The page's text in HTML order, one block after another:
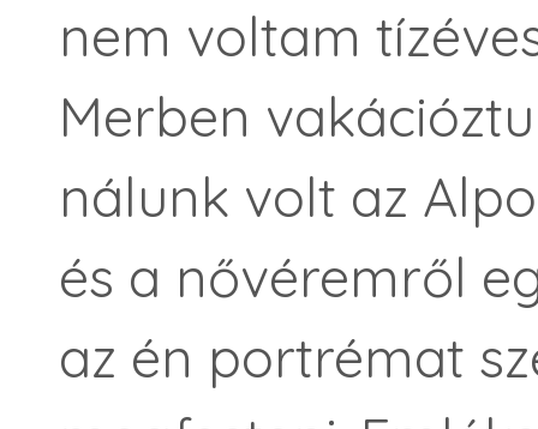
nem voltam
Merben
nálunk volt az
és a nővéremről
az én portrémat